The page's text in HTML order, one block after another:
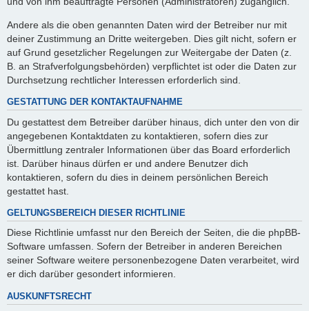
Andere als die oben genannten Daten wird der Betreiber nur mit
deiner Zustimmung an Dritte weitergeben. Dies gilt nicht, sofern er
auf Grund gesetzlicher Regelungen zur Weitergabe der Daten (z.
B. an Strafverfolgungsbehörden) verpflichtet ist oder die Daten zur
Durchsetzung rechtlicher Interessen erforderlich sind.
GESTATTUNG DER KONTAKTAUFNAHME
Du gestattest dem Betreiber darüber hinaus, dich unter den von dir
angegebenen Kontaktdaten zu kontaktieren, sofern dies zur
Übermittlung zentraler Informationen über das Board erforderlich
ist. Darüber hinaus dürfen er und andere Benutzer dich
kontaktieren, sofern du dies in deinem persönlichen Bereich
gestattet hast.
GELTUNGSBEREICH DIESER RICHTLINIE
Diese Richtlinie umfasst nur den Bereich der Seiten, die die phpBB-
Software umfassen. Sofern der Betreiber in anderen Bereichen
seiner Software weitere personenbezogene Daten verarbeitet, wird
er dich darüber gesondert informieren.
AUSKUNFTSRECHT